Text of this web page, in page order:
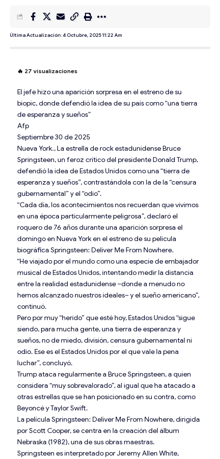
Última Actualización: 4 Octubre, 2025 11:22 Am
🔥 27 visualizaciones
El jefe hizo una aparición sorpresa en el estreno de su
biopic, donde defendió la idea de su país como “una tierra
de esperanza y sueños”
Afp
Septiembre 30 de 2025
Nueva York., La estrella de rock estadunidense Bruce
Springsteen, un feroz crítico del presidente Donald Trump,
defendió la idea de Estados Unidos como una “tierra de
esperanza y sueños”, contrastándola con la de la “censura
gubernamental” y el “odio”.
“Cada día, los acontecimientos nos recuerdan que vivimos
en una época particularmente peligrosa”, declaró el
roquero de 76 años durante una aparición sorpresa el
domingo en Nueva York en el estreno de su película
biográfica Springsteen: Deliver Me From Nowhere.
“He viajado por el mundo como una especie de embajador
musical de Estados Unidos, intentando medir la distancia
entre la realidad estadunidense –donde a menudo no
hemos alcanzado nuestros ideales– y el sueño americano”,
continuó.
Pero por muy “herido” que esté hoy, Estados Unidos “sigue
siendo, para mucha gente, una tierra de esperanza y
sueños, no de miedo, división, censura gubernamental ni
odio. Ese es el Estados Unidos por el que vale la pena
luchar”, concluyó.
Trump ataca regularmente a Bruce Springsteen, a quien
considera “muy sobrevalorado”, al igual que ha atacado a
otras estrellas que se han posicionado en su contra, como
Beyoncé y Taylor Swift.
La película Springsteen: Deliver Me From Nowhere, dirigida
por Scott Cooper, se centra en la creación del álbum
Nebraska (1982), una de sus obras maestras.
Springsteen es interpretado por Jeremy Allen White,